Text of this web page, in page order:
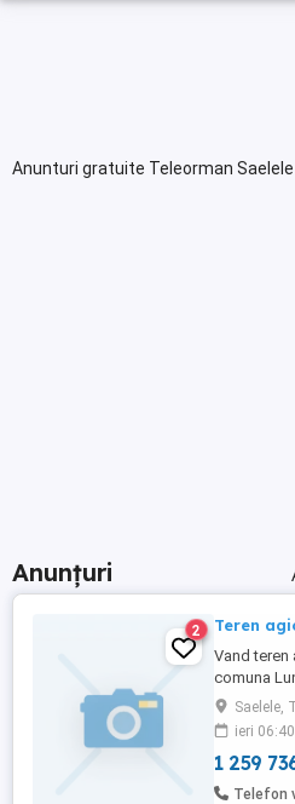
Anunturi gratuite Teleorman Saelele
Anunțuri
2 Teren
Vand teren
comuna
Saelele,
ieri 06:40
1 259
Telefon